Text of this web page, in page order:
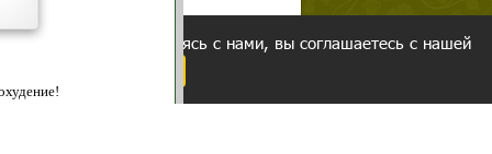
cookies. Оставаясь с нами, вы соглашаетесь с нашей